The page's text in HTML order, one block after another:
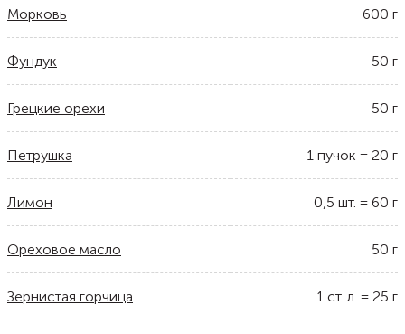
Морковь 600 г
Фундук 50 г
Грецкие орехи 50 г
Петрушка 1 пучок = 20 г
Лимон 0,5 шт. = 60 г
Ореховое масло 50 г
Зернистая горчица 1 ст. л. = 25 г